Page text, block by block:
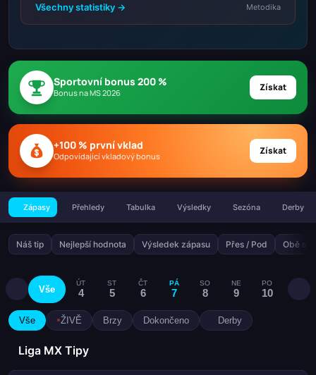
Všechny statistiky →
Metodika
Sportovní bonus 200 %
Bonus na MS 2026 Získat
+100 % první vklad
Odpovídající vkladový bonus Získat
Zápasy Přehledy Tabulka Výsledky Sezóna Derby
Náš tip Nejlepší hodnota Výsledek zápasu Přes / Pod Obě
Vše
ÚT
4
ST
5
ČT
6
PÁ
7
SO
8
NE
9
PO
10
Vše ŽIVĚ Brzy Dokončeno Derby
Liga MX Tipy